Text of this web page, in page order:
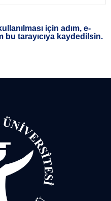
için adım, e-
tarayıcıya kaydedilsin.